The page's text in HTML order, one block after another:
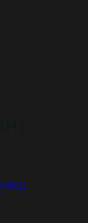
MR11